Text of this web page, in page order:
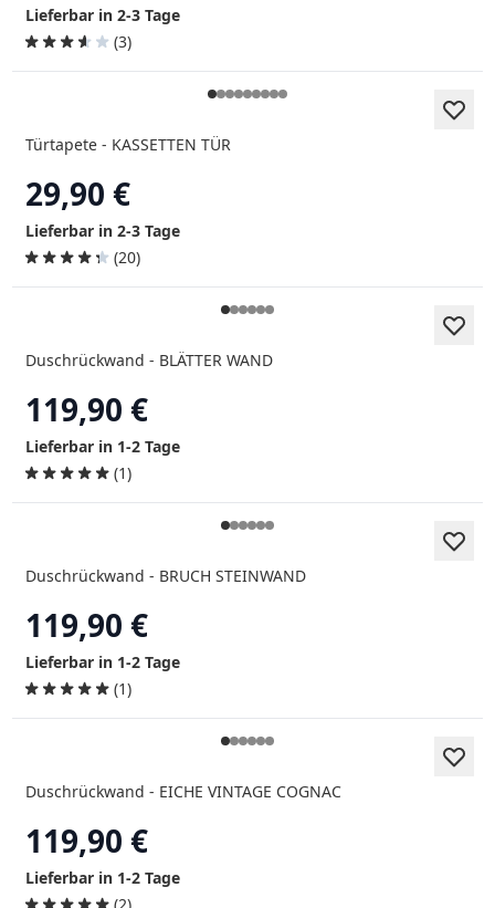
Lieferbar in 2-3 Tage
(3)
Türtapete - KASSETTEN TÜR
29,90 €
Lieferbar in 2-3 Tage
(20)
Duschrückwand - BLÄTTER WAND
119,90 €
Lieferbar in 1-2 Tage
(1)
Duschrückwand - BRUCH STEINWAND
119,90 €
Lieferbar in 1-2 Tage
(1)
Duschrückwand - EICHE VINTAGE COGNAC
119,90 €
Lieferbar in 1-2 Tage